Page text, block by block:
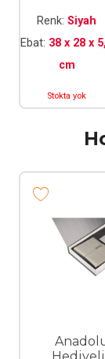
Renk:Siyah
Ebat: 38 x 28 x
cm
Stokta yok